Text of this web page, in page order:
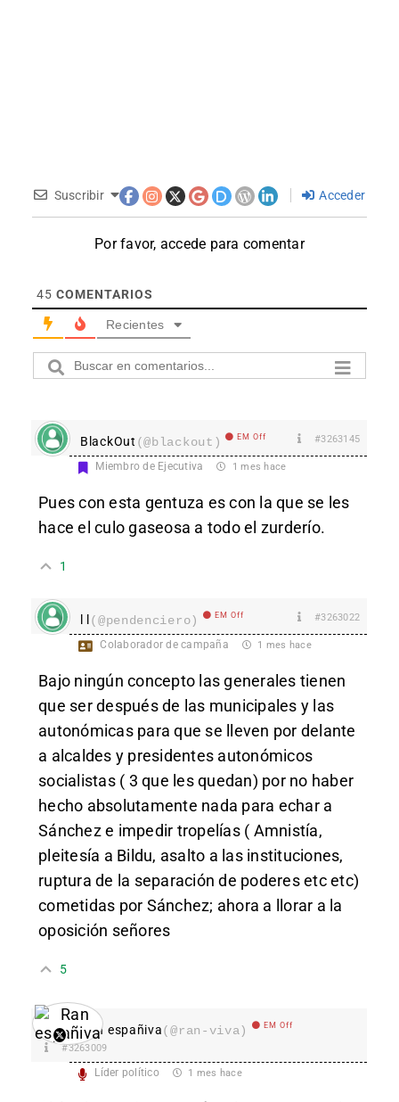
Suscribir Acceder
Por favor, accede para comentar
45 COMENTARIOS
Recientes
BlackOut (@blackout) EM Off #3263145
Miembro de Ejecutiva 1 mes hace
Pues con esta gentuza es con la que se les
hace el culo gaseosa a todo el zurderío.
1
l l(@pendenciero) EM Off #3263022
Colaborador de campaña 1 mes hace
Bajo ningún concepto las generales tienen
que ser después de las municipales y las
autonómicas para que se lleven por delante
a alcaldes y presidentes autonómicos
socialistas ( 3 que les quedan) por no haber
hecho absolutamente nada para echar a
Sánchez e impedir tropelías ( Amnistía,
pleitesía a Bildu, asalto a las instituciones,
ruptura de la separación de poderes etc etc)
cometidas por Sánchez; ahora a llorar a la
oposición señores
5
Ran españiva(@ran-viva) EM Off
#3263009
Líder político 1 mes hace